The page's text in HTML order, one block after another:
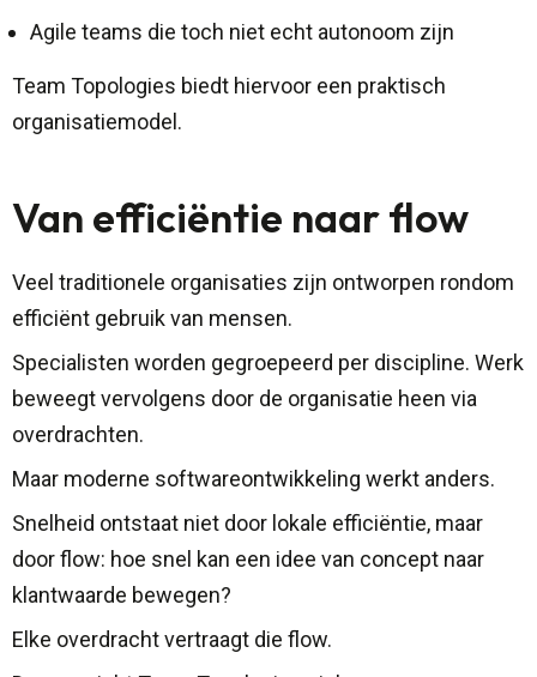
Agile teams die toch niet echt autonoom zijn
Team Topologies biedt hiervoor een praktisch
organisatiemodel.
Van efficiëntie naar flow
Veel traditionele organisaties zijn ontworpen rondom
efficiënt gebruik van mensen.
Specialisten worden gegroepeerd per discipline. Werk
beweegt vervolgens door de organisatie heen via
overdrachten.
Maar moderne softwareontwikkeling werkt anders.
Snelheid ontstaat niet door lokale efficiëntie, maar
door flow: hoe snel kan een idee van concept naar
klantwaarde bewegen?
Elke overdracht vertraagt die flow.